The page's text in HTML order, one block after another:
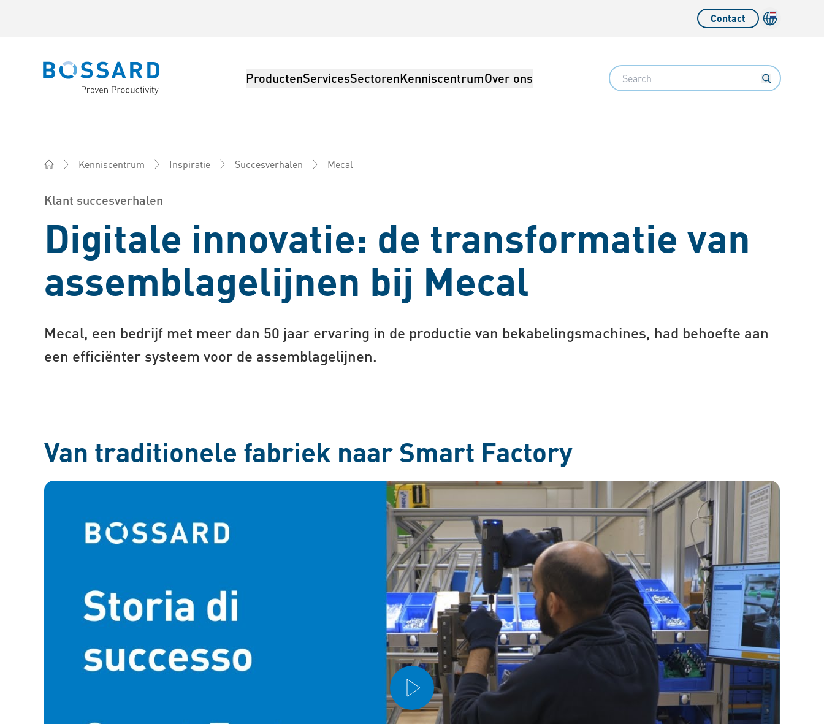
Contact
Bossard homepage ProductenServicesSectorenKenniscentrumOver ons Search
Kenniscentrum Inspiratie Succesverhalen Mecal
Klant succesverhalen
Digitale innovatie: de transformatie van
assemblagelijnen bij Mecal
Mecal, een bedrijf met meer dan 50 jaar ervaring in de productie van bekabelingsmachines, had behoefte aan
een efficiënter systeem voor de assemblagelijnen.
Van traditionele fabriek naar Smart Factory